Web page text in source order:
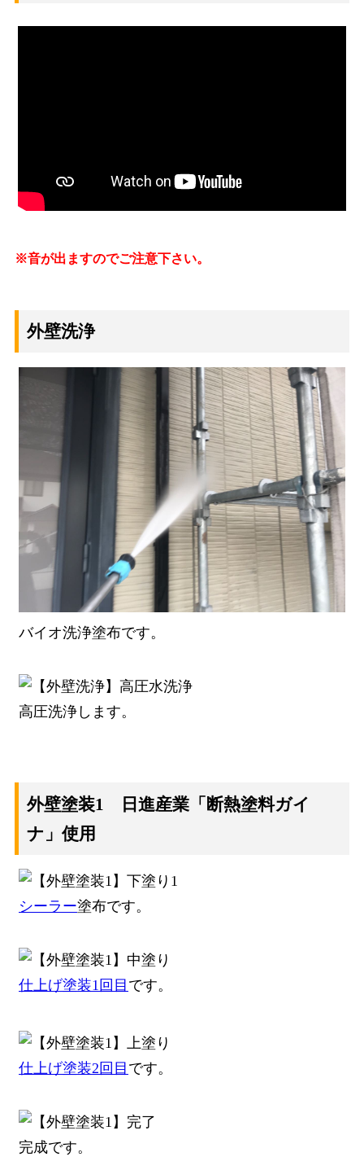
※音が出ますのでご注意下さい。
外壁洗浄
バイオ洗浄塗布です。
高圧洗浄します。
外壁塗装1 日進産業「断熱塗料ガイ
ナ」使用
シーラー塗布です。
仕上げ塗装1回目 です。
仕上げ塗装2回目 です。
完成です。